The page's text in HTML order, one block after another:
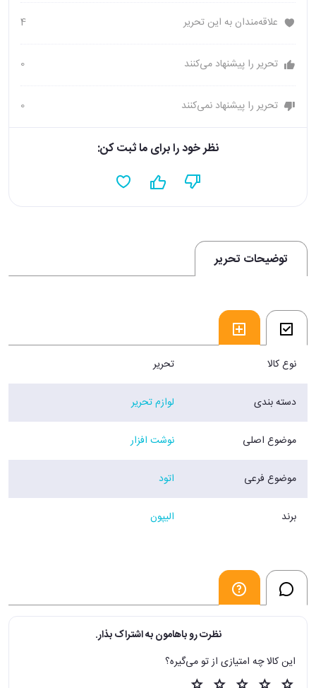
علاقه‌مندان به این تحریر 4
تحریر را پیشنهاد می‌کنند 0
تحریر را پیشنهاد نمی‌کنند 0
نظر خود را برای ما ثبت کن:
توضیحات تحریر
نوع کالا تحریر
دسته بندی لوازم تحریر
موضوع اصلی نوشت افزار
موضوع فرعی اتود
برند الیپون
نظرت رو باهامون به اشتراک بذار.
این کالا چه امتیازی از تو می‌گیره؟